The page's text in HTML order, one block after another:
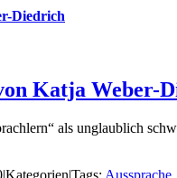
Diedrich
Katja Weber-
als unglaublich